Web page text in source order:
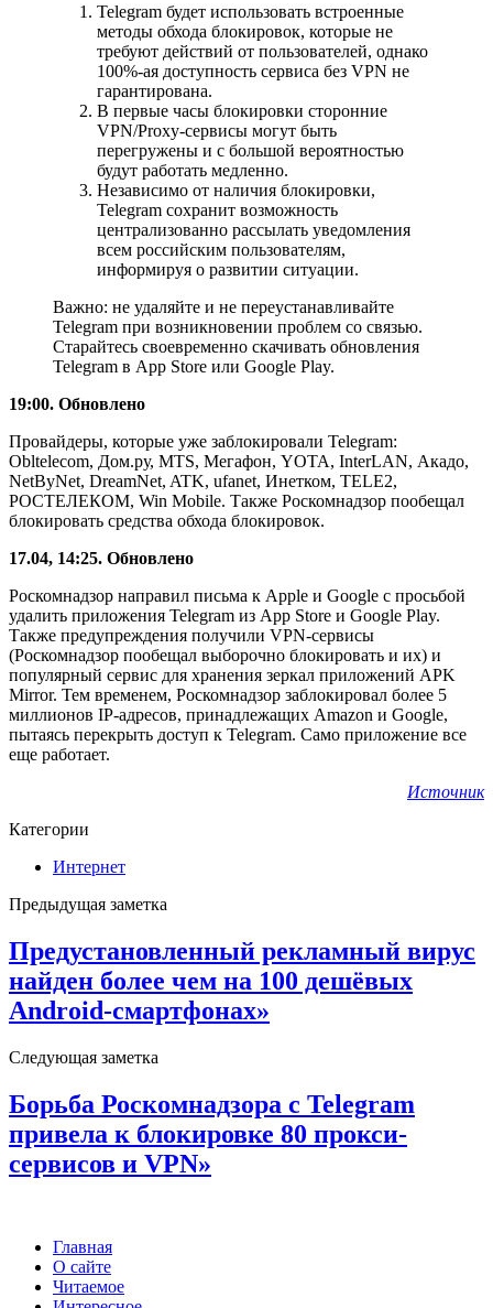
Telegram будет использовать встроенные
методы обхода блокировок, которые не
требуют действий от пользователей, однако
100%-ая доступность сервиса без VPN не
гарантирована.
В первые часы блокировки сторонние
VPN/Proxy-сервисы могут быть
перегружены и с большой вероятностью
будут работать медленно.
Независимо от наличия блокировки,
Telegram сохранит возможность
централизованно рассылать уведомления
всем российским пользователям,
информируя о развитии ситуации.
Важно: не удаляйте и не переустанавливайте
Telegram при возникновении проблем со связью.
Старайтесь своевременно скачивать обновления
Telegram в App Store или Google Play.
19:00. Обновлено
Провайдеры, которые уже заблокировали Telegram:
Obltelecom, Дом.ру, MTS, Мегафон, YOTA, InterLAN, Акадо,
NetByNet, DreamNet, ATK, ufanet, Инетком, TELE2,
РОСТЕЛЕКОМ, Win Mobile. Также Роскомнадзор пообещал
блокировать средства обхода блокировок.
17.04, 14:25. Обновлено
Роскомнадзор направил письма к Apple и Google с просьбой
удалить приложения Telegram из App Store и Google Play.
Также предупреждения получили VPN-сервисы
(Роскомнадзор пообещал выборочно блокировать и их) и
популярный сервис для хранения зеркал приложений APK
Mirror. Тем временем, Роскомнадзор заблокировал более 5
миллионов IP-адресов, принадлежащих Amazon и Google,
пытаясь перекрыть доступ к Telegram. Само приложение все
еще работает.
Источник
Категории
Интернет
Предыдущая заметка
Предустановленный рекламный вирус
найден более чем на 100 дешёвых
Android-смартфонах»
Следующая заметка
Борьба Роскомнадзора с Telegram
привела к блокировке 80 прокси-
сервисов и VPN»
Главная
О сайте
Читаемое